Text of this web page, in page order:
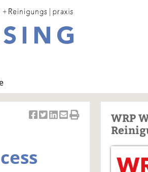
el
WRP